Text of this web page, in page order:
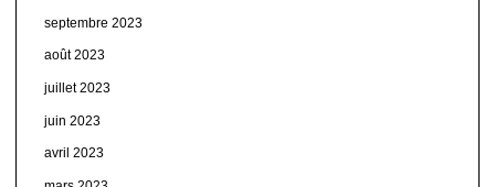
septembre 2023
août 2023
juillet 2023
juin 2023
avril 2023